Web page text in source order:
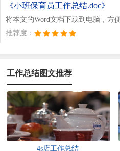
《小班保育员工作总结.doc》
将本文的Word文档下载到电脑，方
推荐度：
工作总结图文推荐
4s店工作总结